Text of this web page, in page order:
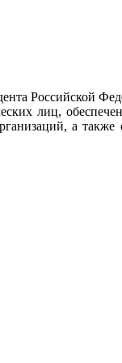
Российской
лиц,
а